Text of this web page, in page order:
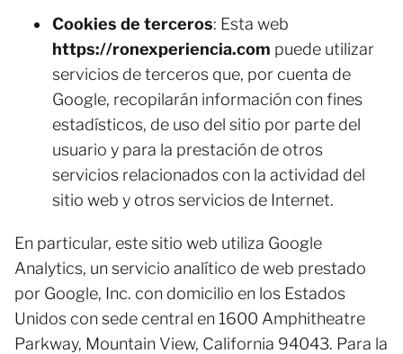
Cookies de terceros: Esta web
https://ronexperiencia.com puede utilizar
servicios de terceros que, por cuenta de
Google, recopilarán información con fines
estadísticos, de uso del sitio por parte del
usuario y para la prestación de otros
servicios relacionados con la actividad del
sitio web y otros servicios de Internet.
En particular, este sitio web utiliza Google
Analytics, un servicio analítico de web prestado
por Google, Inc. con domicilio en los Estados
Unidos con sede central en 1600 Amphitheatre
Parkway, Mountain View, California 94043. Para la